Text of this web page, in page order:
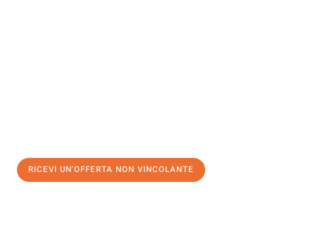
RICEVI UN'OFFERTA NON VINCOLANTE